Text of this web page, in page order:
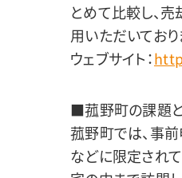
とめて比較し、
用いただいており
ウェブサイト：
■菰野町の課題と
菰野町では、事
などに限定されて